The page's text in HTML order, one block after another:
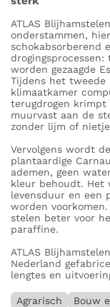
ATLAS
onderstammen,
schokabsorberend
worden gezaagde
Tijdens het tweede
klimaatkamer
terugdrogen
muurvast aan de
zonder lijm of
Vervolgens wordt
plantaardige
ademen, geen
kleur behoudt. Het
levensduur en een
worden
stelen beter voor
paraffine.
ATLAS
Nederland
lengtes en
Agrarisch Bouw